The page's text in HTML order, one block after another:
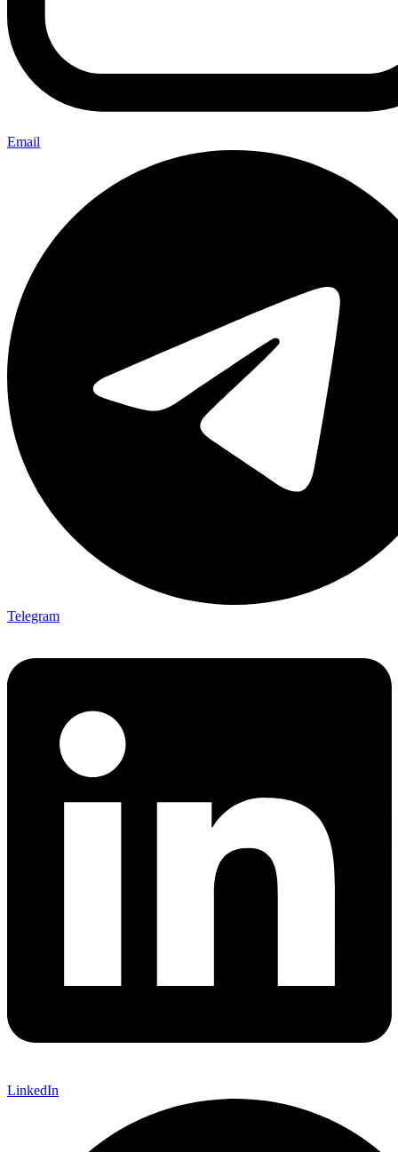
Email
Telegram
LinkedIn